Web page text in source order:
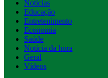
Notícias
Educação
Entretenimento
Economia
Saúde
Notícia da hora
Geral
Vídeos